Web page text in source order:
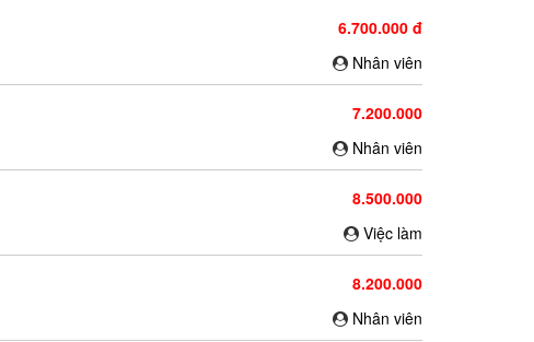
6.700.000 đ
Nhân viên
7.200.000
Nhân viên
8.500.000
Việc làm
8.200.000
Nhân viên